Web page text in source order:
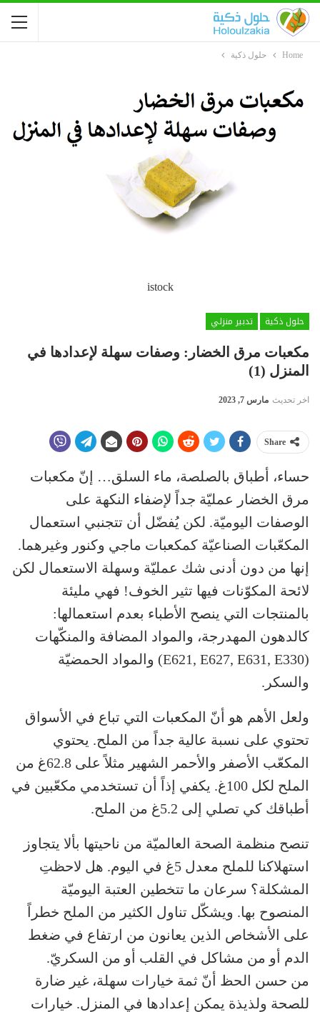
Home حلول ذكية
istock
حلول ذكية
تدبير منزلي
مكعبات مرق الخضار: وصفات سهلة لإعدادها في
المنزل (1)
اخر تحديث مارس 7, 2023
Share
حساء، أطباق بالصلصة، ماء السلق… إنّ مكعبات
مرق الخضار عمليّة جداً لإضفاء النكهة على
الوصفات اليوميّة. لكن يُفضّل أن تتجنبي استعمال
المكعّبات الصناعيّة كمكعبات ماجي وكنور وغيرهما.
إنها من دون أدنى شك عمليّة وسهلة الاستعمال لكن
لائحة المكوّنات فيها تثير الخوف! فهي مليئة
بالمنتجات التي ينصح الأطباء بعدم استعمالها:
كالدهون المهدرجة، والمواد المضافة والمنكّهات
(E621, E627, E631, E330) والمواد الحمضيّة
والسكر.
ولعل الأهم هو أنّ المكعبات التي تباع في الأسواق
تحتوي على نسبة عالية جداً من الملح. يحتوي
المكعّب الأصفر والأحمر الشهير مثلاً على 62.8غ من
الملح لكل 100غ. يكفي إذاً أن تستخدمي مكعّبين في
أطباقك كي تصلي إلى 5.2غ من الملح.
تنصح منظمة الصحة العالميّة من ناحيتها بألا يتجاوز
استهلاكنا للملح معدل 5غ في اليوم. هل لاحظتِ
المشكلة؟ سرعان ما تتخطين العتبة اليوميّة
المنصوح بها. ويشكّل تناول الكثير من الملح خطراً
على الأشخاص الذين يعانون من ارتفاع في ضغط
الدم أو من مشاكل في القلب أو من السكريّ.
من حسن الحظ أنّ ثمة خيارات سهلة، غير ضارة
للصحة ولذيذة يمكن إعدادها في المنزل. خيارات